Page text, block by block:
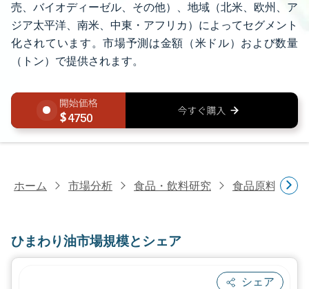
売、バイオディーゼル、その他）、地域（北米、欧州、ア
ジア太平洋、南米、中東・アフリカ）によってセグメント
化されています。市場予測は金額（米ドル）および数量
（トン）で提供されます。
4750
ホーム 市場分析 食品・飲料研究 食品原料・食
ひまわり油市場規模とシェア
シェア